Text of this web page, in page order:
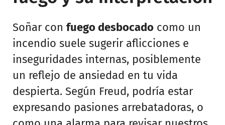
Soñar con fuego desbocado como un
incendio suele sugerir aflicciones e
inseguridades internas, posiblemente
un reflejo de ansiedad en tu vida
despierta. Según Freud, podría estar
expresando pasiones arrebatadoras, o